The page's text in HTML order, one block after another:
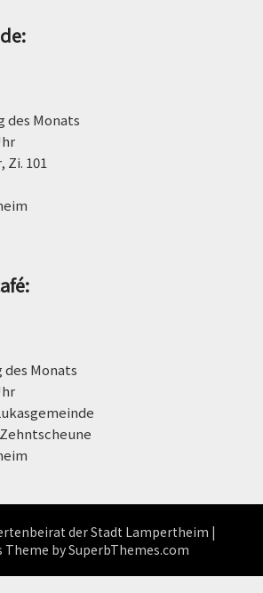
:
des Monats
Zi. 101
des Monats
der Stadt Lampertheim |
Theme bySuperbThemes.com